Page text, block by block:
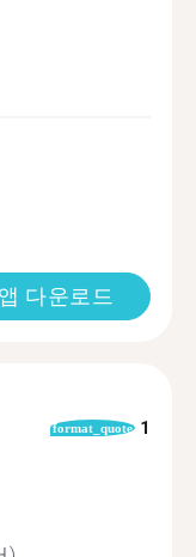
앱 다운로드
format_quote 1